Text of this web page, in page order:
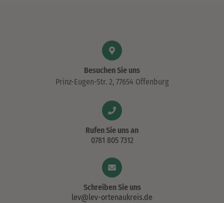
Besuchen Sie uns
Prinz-Eugen-Str. 2, 77654 Offenburg
Rufen Sie uns an
0781 805 7312
Schreiben Sie uns
lev@lev-ortenaukreis.de